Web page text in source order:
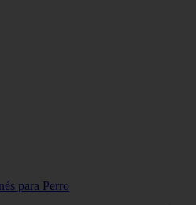
para Perro